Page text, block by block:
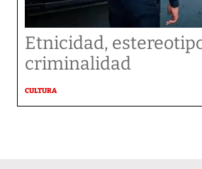
Etnicidad,
criminalidad
CULTURA